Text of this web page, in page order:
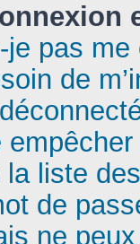
je pas
de
la liste
de
ne